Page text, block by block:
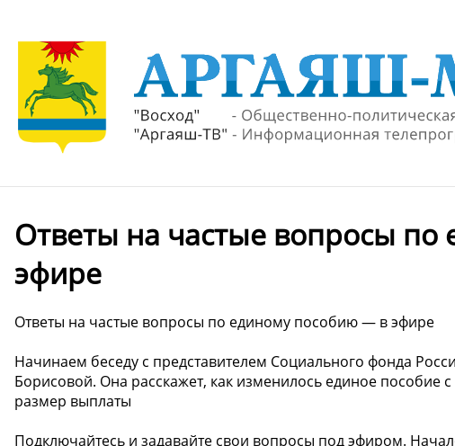
Ответы на частые вопросы
эфире
Ответы на частые вопросы по единому пособию — в эфире
Начинаем беседу с представителем Социального фонда
Борисовой. Она расскажет, как изменилось единое пособие
размер выплаты
Подключайтесь и задавайте свои вопросы под эфиром.